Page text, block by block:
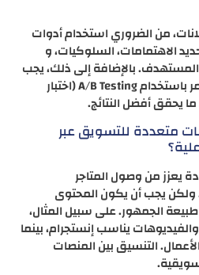
من الضروري استخدام أدوات
الاهتمامات، السلوكيات، و
بالإضافة إلى ذلك، يجب
اختبار الإعلانات بشكل مستمر باستخدام A/B Testing (اختبار
ما يحقق أفضل النتائج.
متعددة للتسويق عبر
يعزز من وصول المتاجر
ولكن يجب أن يكون المحتوى
الجمهور. على سبيل المثال،
يناسب إنستجرام، بينما
التنسيق بين المنصات